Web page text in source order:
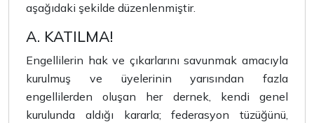
aşağıdaki şekilde düzenlenmiştir.
A. KATILMA!
Engellilerin hak ve çıkarlarını savunmak amacıyla
kurulmuş ve üyelerinin yarısından fazla
engellilerden oluşan her dernek, kendi genel
kurulunda aldığı kararla; federasyon tüzüğünü,